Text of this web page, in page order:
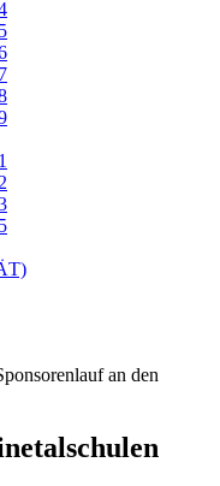
an den